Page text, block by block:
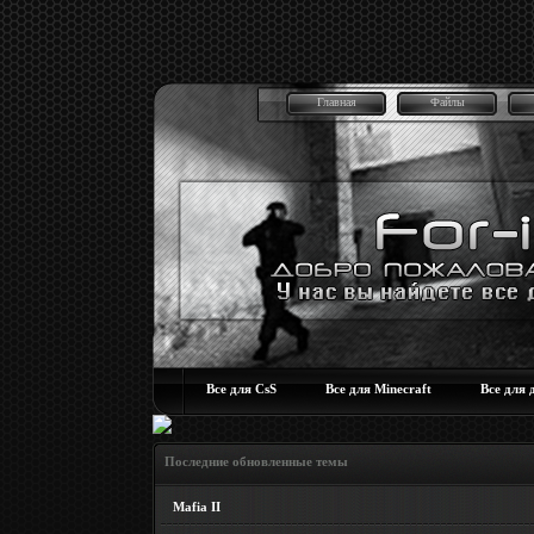
Главная Файлы
Все для CsS Все для Minecraft Все для
Последние обновленные
Mafia II